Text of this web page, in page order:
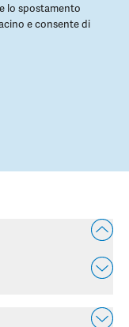
lo spostamento
e consente di